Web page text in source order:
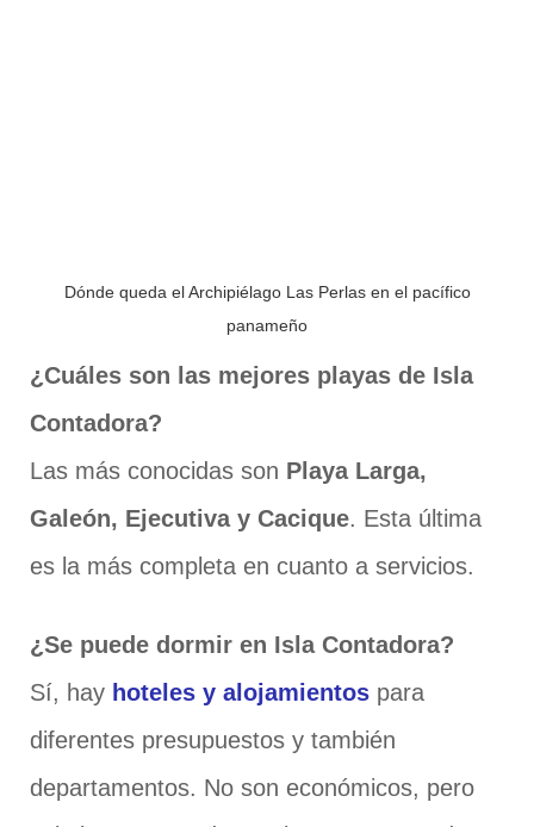
Dónde queda el Archipiélago Las Perlas en el pacífico
panameño
¿Cuáles son las mejores playas de Isla
Contadora?
Las más conocidas son Playa Larga,
Galeón, Ejecutiva y Cacique. Esta última
es la más completa en cuanto a servicios.
¿Se puede dormir en Isla Contadora?
Sí, hay hoteles y alojamientos para
diferentes presupuestos y también
departamentos. No son económicos, pero